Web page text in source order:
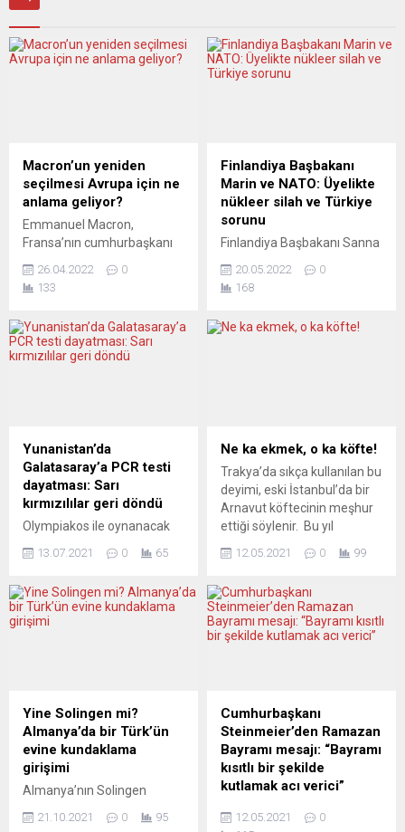
Macron’un yeniden
seçilmesi Avrupa için ne
anlama geliyor?
Emmanuel Macron,
Fransa’nın cumhurbaşkanı
Seçimin ikinci turunda,
ulaştığı yüzde 58,55’lik oy
rakibi Marine Le Pen’in
(yüzde 41,45) çok önünde
Fransa’da yapılacak
parlamento seçimleri
çerçevesinde yorumluyor.
L’OPINION (Fransa)...
26.04.2022
0
133
Finlandiya Başbakanı
Marin ve NATO: Üyelikte
nükleer silah ve Türkiye
sorunu
Finlandiya Başbakanı Sanna
başvurularına Türkiye’nin
karşı çıkmasına ilişkin
anlaşılmaları düzelterek” ele
Draghi ile görüşen Finlandiya
Başbakanı Marin, Corriere
della Sera gazetesine bir
röportaj verdi. Marin,
Rusya’nın komşusu
Ukrayna’ya...
20.05.2022
0
168
Yunanistan’da
Galatasaray’a PCR testi
dayatması: Sarı
kırmızılılar geri döndü
Olympiakos ile oynanacak
sarı-kırmızılılar, mevcut PCR
ve sergilenen kaba
davranışlara tepki olarak
hazırlık maçı için
Yunanistan’a giden
Galatasaray futbol takımı,
Yunan yetkililerin
koronavirüs testlerini kabul
etmemesi ve sergiledikleri
kaba davranışlara tepki...
13.07.2021 0 65
Ne ka ekmek, o ka köfte!
Trakya’da sıkça kullanılan bu
deyimi, eski İstanbul’da bir
Arnavut köftecinin meşhur
ettiği söylenir. Bu yıl
Seçim Yılı” olarak ilan edildi.
Meclis (Bundestag)
seçiminin sonuçlarının yanı
sıra, eyaletlerdeki seçimler
geçen yüzyıllarda olduğu
gibi 4-5 yıl...
12.05.2021 0 99
Yine Solingen mi?
Almanya’da bir Türk’ün
evine kundaklama
girişimi
Almanya’nın Solingen
apartman dairesinin
21.10.2021 0 95
Cumhurbaşkanı
Steinmeier’den Ramazan
Bayramı mesajı: “Bayramı
kısıtlı bir şekilde
kutlamak acı verici”
Frank-Walter­ Steinmeier,
12.05.2021
0